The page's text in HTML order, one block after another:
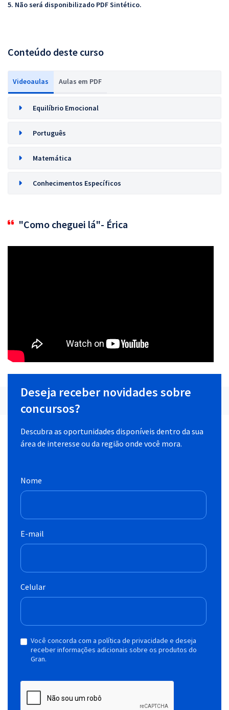
5. Não será disponibilizado PDF Sintético.
Conteúdo deste curso
Videoaulas Aulas em PDF
Equilíbrio Emocional
Português
Matemática
Conhecimentos Específicos
"Como cheguei lá"- Érica
Deseja receber novidades sobre
concursos?
Descubra as oportunidades disponíveis dentro da sua
área de interesse ou da região onde você mora.
Nome
E-mail
Celular
Você concorda com a política de privacidade e deseja
receber informações adicionais sobre os produtos do
Gran.